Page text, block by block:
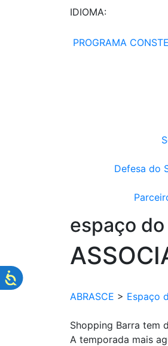
IDIOMA:
PROGRAMA
Defesa do
espaço do
ABRASCE > Espaço
Shopping Barra tem
A temporada mais